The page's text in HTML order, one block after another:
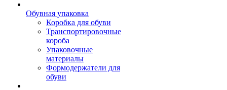
Обувная упаковка
Коробка для обуви
Транспортировочные
короба
Упаковочные
материалы
Формодержатели для
обуви